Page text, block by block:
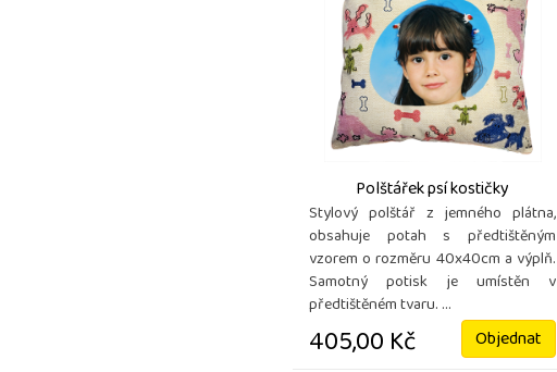
Polštářek psí kostičky
Stylový polštář z jemného plátna,
obsahuje potah s předtištěným
vzorem o rozměru 40x40cm a výplň.
Samotný potisk je umístěn v
předtištěném tvaru. ...
405,00 Kč Objednat